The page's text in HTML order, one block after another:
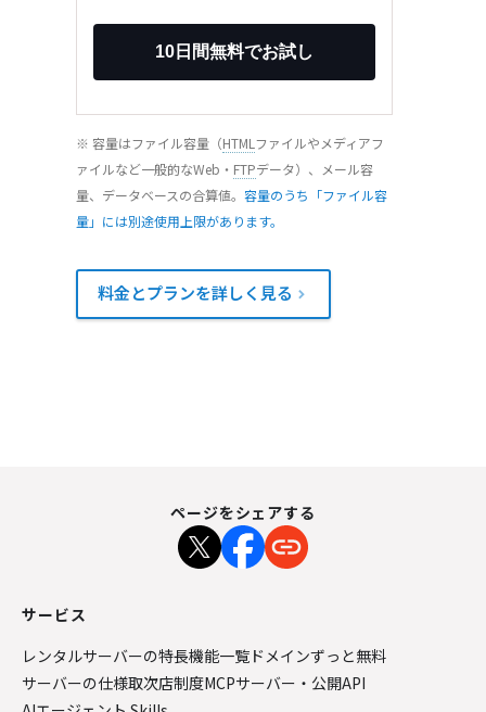
※ 容量はファイル容量（HTML ファイルやメディアフ
ァイルなど一般的なWeb・ FTPデータ）、メール容
量、データベースの合算値。 容量のうち「ファイル容
量」には別途使用上限があります。
料金とプランを詳しく見る
ページをシェアする
サービス
レンタルサーバーの特長機能一覧 ドメインずっと無料
サーバーの仕様取次店制度MCPサーバー・公開API